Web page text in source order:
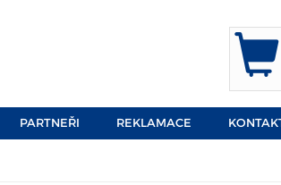
PARTNEŘI REKLAMACE